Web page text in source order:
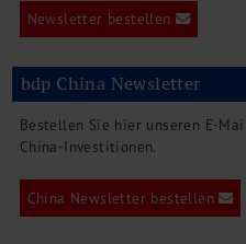
Newsletter bestellen
bdp China Newsletter
Bestellen Sie hier unseren E-
China-Investitionen.
China Newsletter bestellen